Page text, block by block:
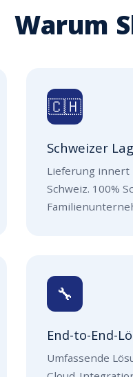
Warum
🇨🇭
Schweizer
Lieferung innert
Schweiz. 100%
🔧
End-to-End-
Umfassende